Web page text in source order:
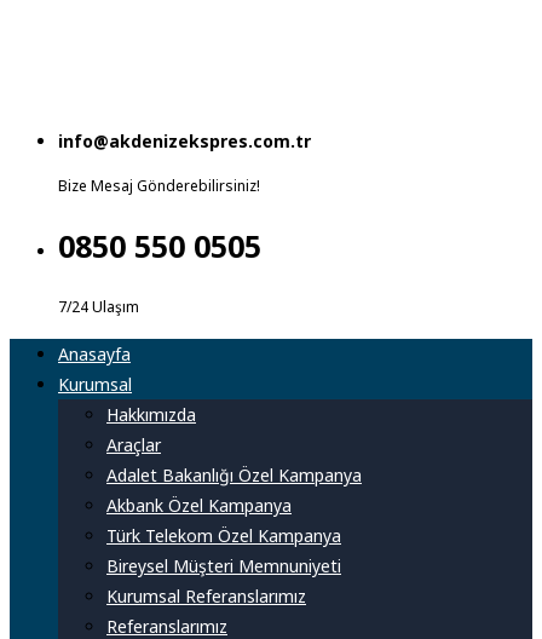
info@akdenizekspres.com.tr
Bize Mesaj Gönderebilirsiniz!
0850 550 0505
7/24 Ulaşım
Anasayfa
Kurumsal
Hakkımızda
Araçlar
Adalet Bakanlığı Özel Kampanya
Akbank Özel Kampanya
Türk Telekom Özel Kampanya
Bireysel Müşteri Memnuniyeti
Kurumsal Referanslarımız
Referanslarımız